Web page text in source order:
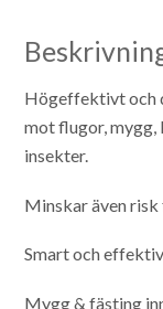
Högeffektivt och
mot flugor, mygg,
insekter.
Minskar även
Smart och
Mygg & fästing